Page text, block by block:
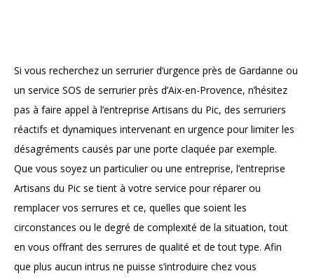
Si vous recherchez un serrurier d’urgence près de Gardanne ou
un service SOS de serrurier près d’Aix-en-Provence, n’hésitez
pas à faire appel à l’entreprise Artisans du Pic, des serruriers
réactifs et dynamiques intervenant en urgence pour limiter les
désagréments causés par une porte claquée par exemple.
Que vous soyez un particulier ou une entreprise, l’entreprise
Artisans du Pic se tient à votre service pour réparer ou
remplacer vos serrures et ce, quelles que soient les
circonstances ou le degré de complexité de la situation, tout
en vous offrant des serrures de qualité et de tout type. Afin
que plus aucun intrus ne puisse s’introduire chez vous